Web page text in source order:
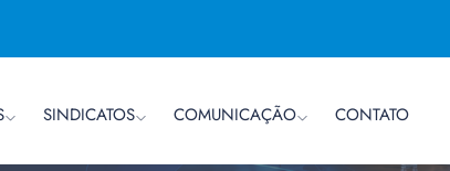
SINDICATOS COMUNICAÇÃO CONTATO